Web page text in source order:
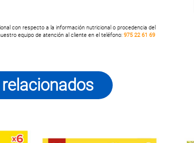
con respecto a la información nutricional o procedencia del
equipo de atención al cliente en el teléfono: 975 22 61 69